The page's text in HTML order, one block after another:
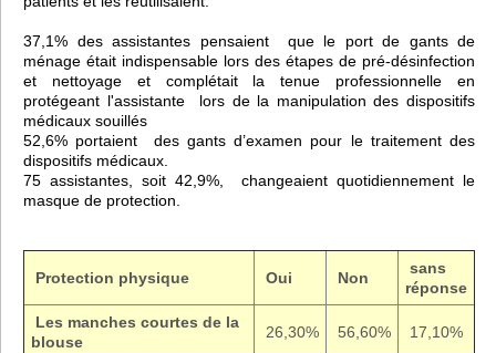
37,1% des assistantes pensaient que le port de gants de
ménage était indispensable lors des étapes de pré-désinfection
et nettoyage et complétait la tenue professionnelle en
protégeant l'assistante lors de la manipulation des dispositifs
médicaux souillés
52,6% portaient des gants d’examen pour le traitement des
dispositifs médicaux.
75 assistantes, soit 42,9%, changeaient quotidiennement le
masque de protection.
Protection physique Oui Non
sans
réponse
Les manches courtes de la
blouse
26,30% 56,60% 17,10%